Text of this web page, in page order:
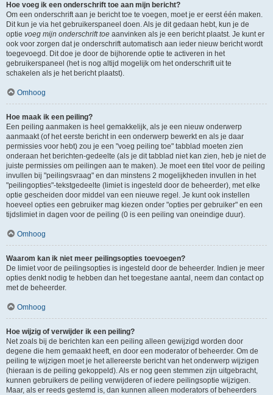
Hoe voeg ik een onderschrift toe aan mijn bericht?
Om een onderschrift aan je bericht toe te voegen, moet je er eerst één maken.
Dit kun je via het gebruikerspaneel doen. Als je dit gedaan hebt, kun je de
optie voeg mijn onderschrift toe aanvinken als je een bericht plaatst. Je kunt er
ook voor zorgen dat je onderschrift automatisch aan ieder nieuw bericht wordt
toegevoegd. Dit doe je door de bijhorende optie te activeren in het
gebruikerspaneel (het is nog altijd mogelijk om het onderschrift uit te
schakelen als je het bericht plaatst).
Omhoog
Hoe maak ik een peiling?
Een peiling aanmaken is heel gemakkelijk, als je een nieuw onderwerp
aanmaakt (of het eerste bericht in een onderwerp bewerkt en als je daar
permissies voor hebt) zou je een "voeg peiling toe" tabblad moeten zien
onderaan het berichten-gedeelte (als je dit tabblad niet kan zien, heb je niet de
juiste permissies om peilingen aan te maken). Je moet een titel voor de peiling
invullen bij "peilingsvraag" en dan minstens 2 mogelijkheden invullen in het
"peilingopties"-tekstgedeelte (limiet is ingesteld door de beheerder), met elke
optie gescheiden door middel van een nieuwe regel. Je kunt ook instellen
hoeveel opties een gebruiker mag kiezen onder "opties per gebruiker" en een
tijdslimiet in dagen voor de peiling (0 is een peiling van oneindige duur).
Omhoog
Waarom kan ik niet meer peilingsopties toevoegen?
De limiet voor de peilingsopties is ingesteld door de beheerder. Indien je meer
opties denkt nodig te hebben dan het toegestane aantal, neem dan contact op
met de beheerder.
Omhoog
Hoe wijzig of verwijder ik een peiling?
Net zoals bij de berichten kan een peiling alleen gewijzigd worden door
degene die hem gemaakt heeft, en door een moderator of beheerder. Om de
peiling te wijzigen moet je het allereerste bericht van het onderwerp wijzigen
(hieraan is de peiling gekoppeld). Als er nog geen stemmen zijn uitgebracht,
kunnen gebruikers de peiling verwijderen of iedere peilingsoptie wijzigen.
Maar, als er reeds gestemd is, dan kunnen alleen moderators of beheerders